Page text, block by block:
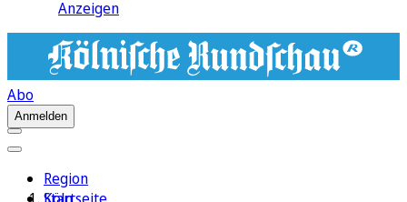
Anzeigen
Abo
Anmelden
Region